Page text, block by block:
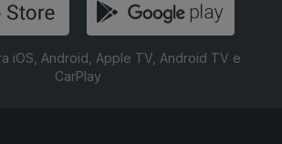
iOS, Android, Apple TV, Android TV e
CarPlay